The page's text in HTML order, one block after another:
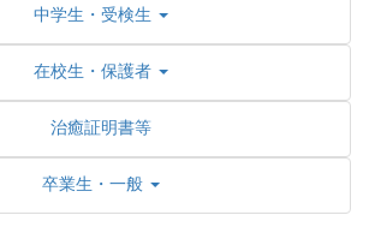
中学生・受検生
在校生・保護者
治癒証明書等
卒業生・一般